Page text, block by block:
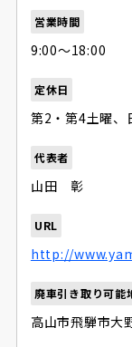
営業時間
9:00〜18:00
定休日
第2・第4土曜、
代表者
山田 彰
URL
http://
廃車引き取り可能
高山市飛騨市大